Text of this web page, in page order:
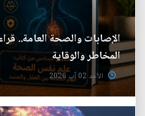
الإصابات والصحة العامة..
المخاطر والوقاية
الأحد 02 آب 2026